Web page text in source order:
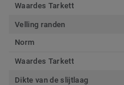
Waardes Tarkett
Velling randen
Norm
Waardes Tarkett
Dikte van de slijtlaag